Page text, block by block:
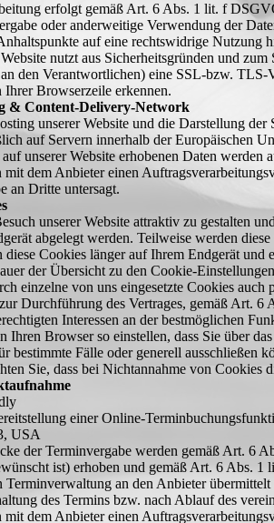
erfolgt gemäß Art. 6 Abs. 1 lit. f
oder anderweitige Verwendung der
auf eine rechtswidrige Nutzung
nutzt aus Sicherheitsgründen und
den Verantwortlichen) eine SSL-bzw. TLS-
Ihrer Browserzeile erkennen.
& Content-Delivery-Network
unserer Website und die Darstellung
auf Servern innerhalb der Europäischen
unserer Website erhobenen Daten werden
mit dem Anbieter einen
an Dritte untersagt.
unserer Website attraktiv zu gestalten
abgelegt werden. Teilweise werden
diese Cookies länger auf Ihrem Endgerät und
der Übersicht zu den Cookie-
einzelne von uns eingesetzte Cookies
Durchführung des Vertrages, gemäß Art.
Interessen an der bestmöglichen
Ihren Browser so einstellen, dass Sie über
bestimmte Fälle oder generell ausschließen
Sie, dass bei Nichtannahme von Cookies
einer Online-
USA
der Terminvergabe werden gemäß Art. 6
ist) erhoben und gemäß Art. 6 Abs. 1
Terminverwaltung an den Anbieter
des Termins bzw. nach Ablauf des
mit dem Anbieter einen